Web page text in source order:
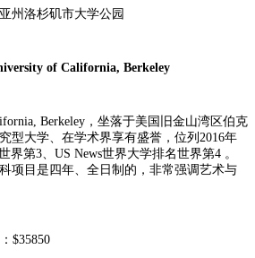
州洛杉矶市大学公园
of California, Berkeley
Berkeley，坐落于美国旧金山湾区伯克
型大学、在学术界享有盛誉，位列2016年
界第3、US News世界大学排名世界第4 。
项目是四年、全日制的，非常强调艺术与
$35850